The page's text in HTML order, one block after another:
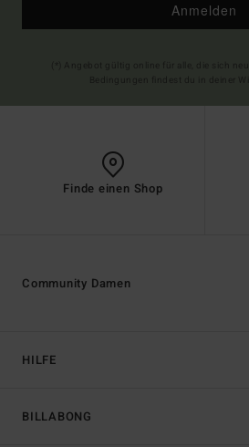
Anmelden
Finde einen Shop
HILFE
BILLABONG
Community Damen